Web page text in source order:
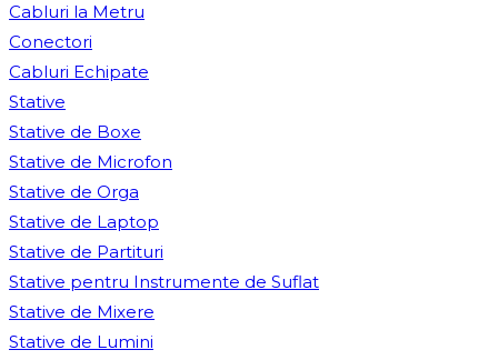
Cabluri la Metru
Conectori
Cabluri Echipate
Stative
Stative de Boxe
Stative de Microfon
Stative de Orga
Stative de Laptop
Stative de Partituri
Stative pentru Instrumente de Suflat
Stative de Mixere
Stative de Lumini